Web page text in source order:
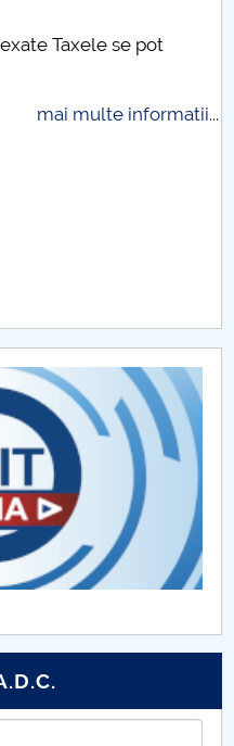
Taxele se pot
mai multe informatii...